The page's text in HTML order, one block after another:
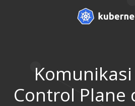
Control Plane